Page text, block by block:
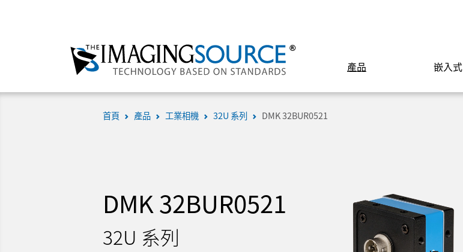
產品 嵌入式
首頁 產品 工業相機 32U 系列 DMK 32BUR0521
DMK 32BUR0521
32U 系列